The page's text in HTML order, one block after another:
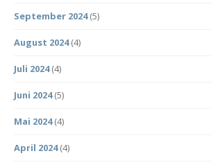
September 2024(5)
August 2024(4)
Juli 2024(4)
Juni 2024(5)
Mai 2024(4)
April 2024(4)